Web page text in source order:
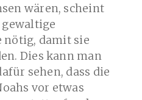
wären, scheint
gewaltige
nötig, damit sie
Dies kann man
sehen, dass die
vor etwas